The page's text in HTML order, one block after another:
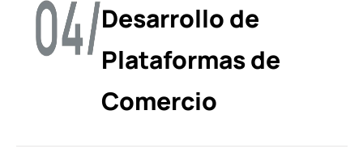
Desarrollo de
Plataformas de
Comercio